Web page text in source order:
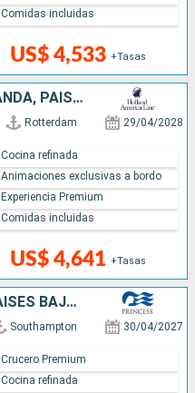
US$ 4,533 +Tasas
Comidas incluidas
REINO UNIDO, NORUEGA, IRLANDA, PAISES BAJOS
Rotterdam 29/04/2028
US$ 4,641 +Tasas
Cocina refinada
Animaciones exclusivas a bordo
Experiencia Premium
Comidas incluidas
ESPAÑA, FRANCIA, ITALIA, PAISES BAJOS, NORUEGA, ALEMANIA, FINLANDIA, ESTONIA, SUECIA, POLONIA, DINAMARCA, ISLANDIA, REINO UNIDO, BÉLGICA, CANADÁ, IRLANDA
Southampton 30/04/2027
Crucero Premium
Cocina refinada